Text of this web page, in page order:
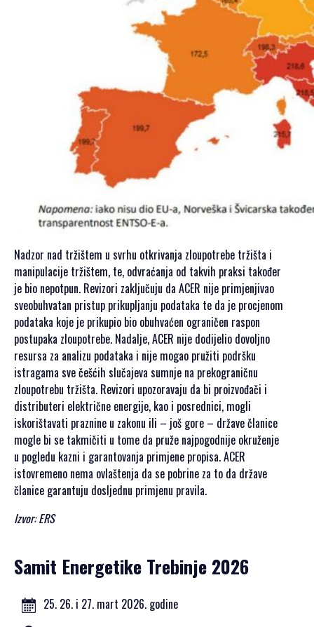
Nadzor nad tržištem u svrhu otkrivanja zloupotrebe tržišta i
manipulacije tržištem, te, odvraćanja od takvih praksi također
je bio nepotpun. Revizori zaključuju da ACER nije primjenjivao
sveobuhvatan pristup prikupljanju podataka te da je procjenom
podataka koje je prikupio bio obuhvaćen ograničen raspon
postupaka zloupotrebe. Nadalje, ACER nije dodijelio dovoljno
resursa za analizu podataka i nije mogao pružiti podršku
istragama sve češćih slučajeva sumnje na prekograničnu
zloupotrebu tržišta. Revizori upozoravaju da bi proizvođači i
distributeri električne energije, kao i posrednici, mogli
iskorištavati praznine u zakonu ili – još gore – države članice
mogle bi se takmičiti u tome da pruže najpogodnije okruženje
u pogledu kazni i garantovanja primjene propisa. ACER
istovremeno nema ovlaštenja da se pobrine za to da države
članice garantuju dosljednu primjenu pravila.
Izvor: ERS
Samit Energetike Trebinje 2026
25. 26. i 27. mart 2026. godine